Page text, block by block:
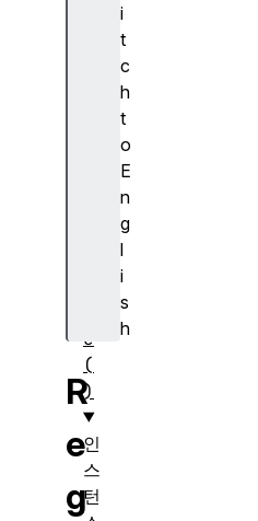
i
t
c
h
t
o
E
n
g
l
i
s
h
R
e
g
e
(
)
인
스
턴